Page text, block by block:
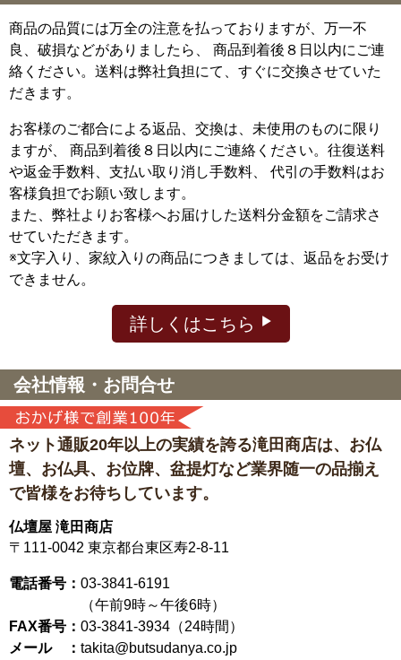
商品の品質には万全の注意を払っておりますが、万一不
良、破損などがありましたら、 商品到着後８日以内にご連
絡ください。送料は弊社負担にて、すぐに交換させていた
だきます。
お客様のご都合による返品、交換は、未使用のものに限り
ますが、
商品到着後８日以内にご連絡ください。往復送料
や返金手数料、支払い取り消し手数料、 代引の手数料はお
客様負担でお願い致します。
また、弊社よりお客様へお届けした送料分金額をご請求さ
せていただきます。
※文字入り、家紋入りの商品につきましては、返品をお受け
できません。
詳しくはこちら
会社情報・お問合せ
ネット通販20年以上の実績を誇る滝田商店は、 お仏
壇、お仏具、お位牌、盆提灯など業界随一の品揃え
で皆様をお待ちしています。
仏壇屋 滝田商店
〒111-0042 東京都台東区寿2-8-11
電話番号： 03-3841-6191
（午前9時～午後6時）
FAX番号： 03-3841-3934（24時間）
メール ： takita@butsudanya.co.jp